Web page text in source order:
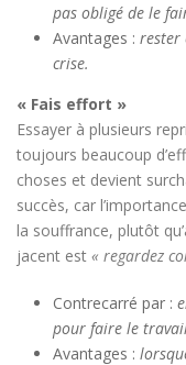
pas obligé de le
Avantages : rester
crise.
« Fais effort »
Essayer à plusieurs
toujours beaucoup
choses et devient
succès, car
la souffrance, plutôt
jacent est « regardez
Contrecarré par :
pour faire le
Avantages :